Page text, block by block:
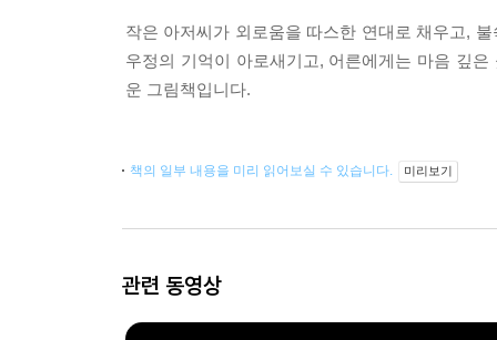
작은 아저씨가 외로움을 따스한 연대로 채우고,
우정의 기억이 아로새기고, 어른에게는 마음 깊
운 그림책입니다.
책의 일부 내용을 미리 읽어보실 수 있습니다. 미리보기
관련 동영상